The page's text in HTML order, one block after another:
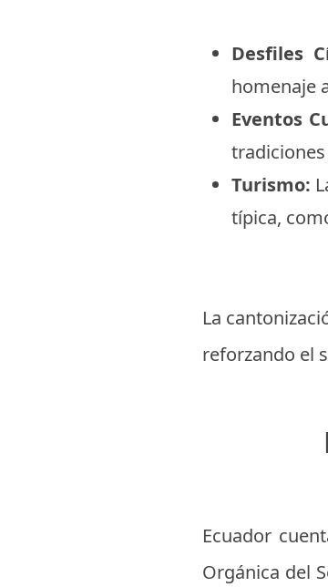
Desfiles
homenaje
Eventos
tradiciones
Turismo:
típica,
La
reforzando el
Ecuador
Orgánica del